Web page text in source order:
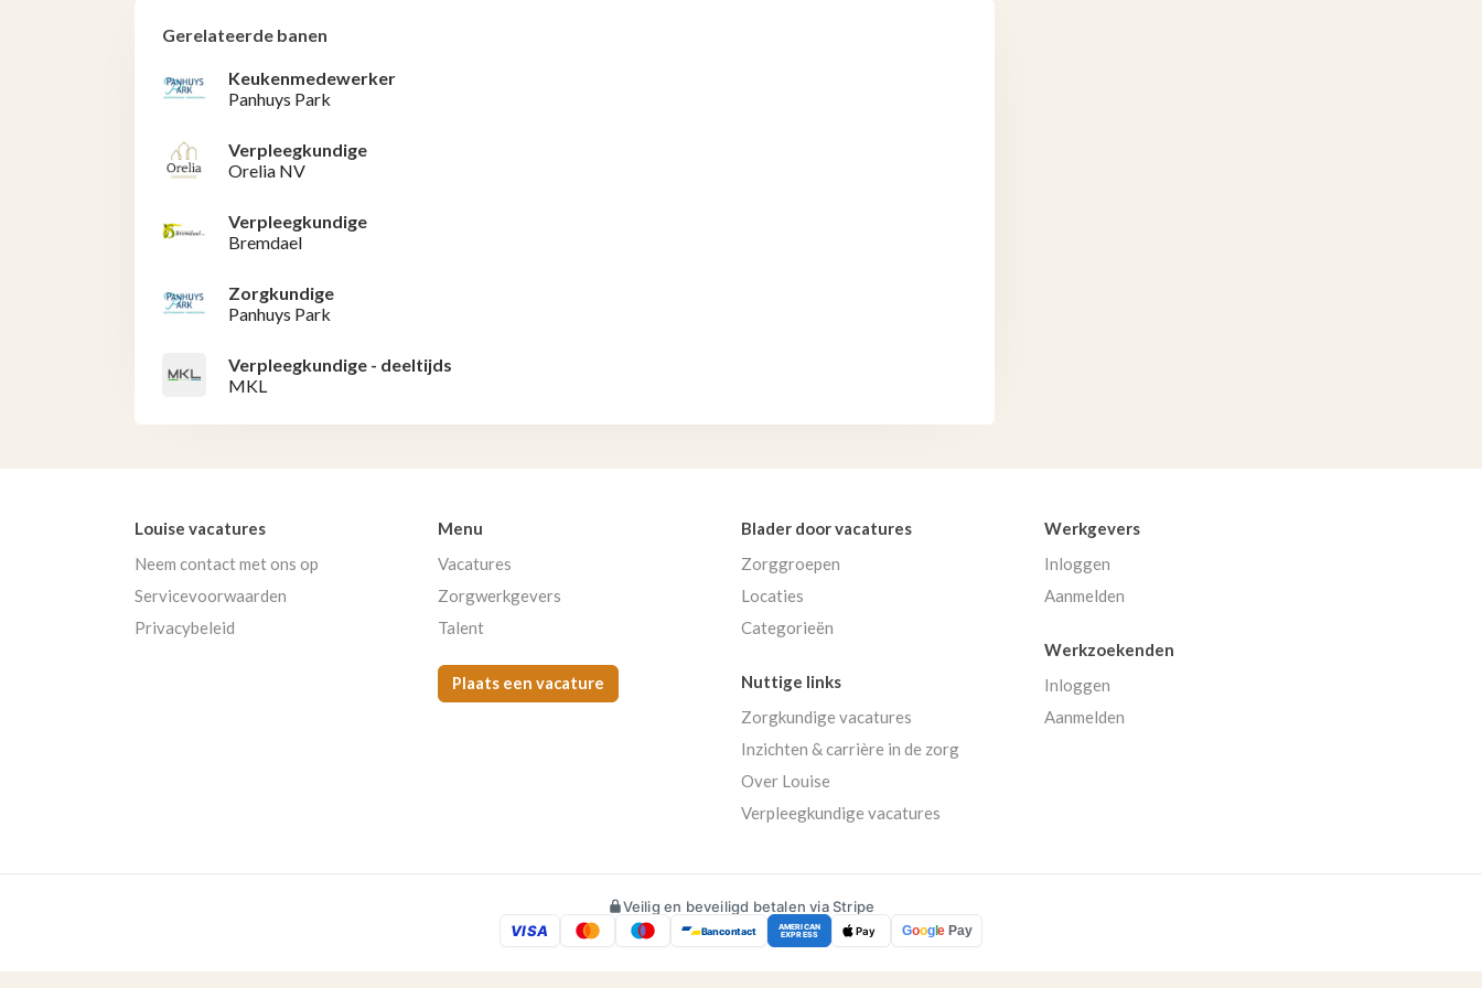
Gerelateerde banen
Keukenmedewerker
Panhuys Park
Verpleegkundige
Orelia NV
Verpleegkundige
Bremdael
Zorgkundige
Panhuys Park
Verpleegkundige - deeltijds
MKL
Louise vacatures
Neem contact met ons op
Servicevoorwaarden
Privacybeleid
Menu
Vacatures
Zorgwerkgevers
Talent
Plaats een vacature
Blader door vacatures
Zorggroepen
Locaties
Categorieën
Werkgevers
Inloggen
Aanmelden
Werkzoekenden
Inloggen
Aanmelden
Nuttige links
Zorgkundige vacatures
Inzichten & carrière in de zorg
Over Louise
Verpleegkundige vacatures
Veilig en beveiligd betalen via Stripe
VISA
Bancontact AMERICAN
EXPRESS Pay Google Pay